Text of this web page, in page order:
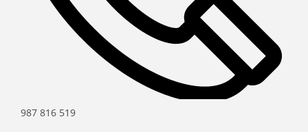
987 816 519